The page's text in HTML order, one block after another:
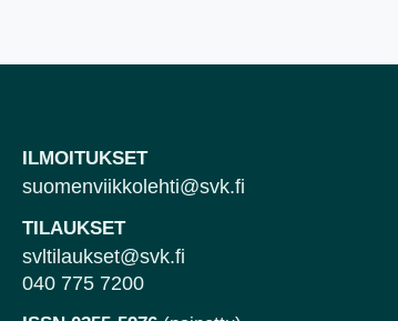
ILMOITUKSET
suomenviikkolehti@svk.fi
TILAUKSET
svltilaukset@svk.fi
040 775 7200